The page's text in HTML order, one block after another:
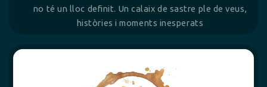
no té un lloc definit. Un calaix de sastre ple de veus,
històries i moments inesperats